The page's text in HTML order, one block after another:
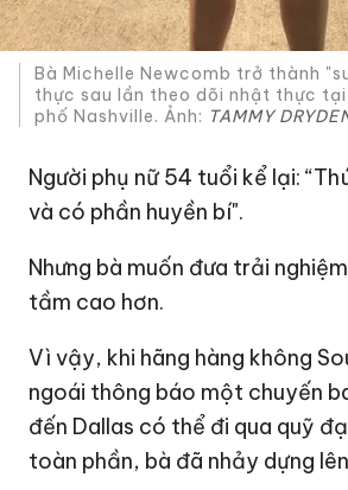
Bà Michelle Newcomb trở thành
thực sau lần theo dõi nhật thực tại
phố Nashville. Ảnh: TAMMY
Người phụ nữ 54 tuổi kể lại:
và có phần huyền bí".
Nhưng bà muốn đưa trải
tầm cao hơn.
Vì vậy, khi hãng hàng không
ngoái thông báo một chuyến
đến Dallas có thể đi qua quỹ
toàn phần, bà đã nhảy dựng